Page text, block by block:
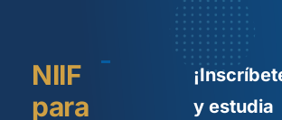
NIIF
para
y estudia